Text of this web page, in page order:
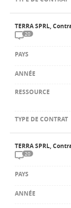
TERRA SPRL,
20
TERRA SPRL,
20